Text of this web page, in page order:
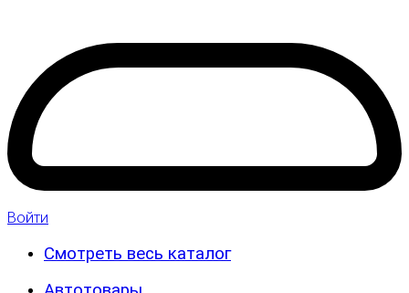
Войти
Смотреть весь каталог